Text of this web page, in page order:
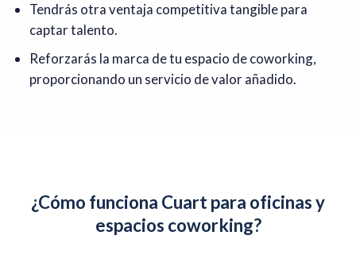
Tendrás otra ventaja competitiva tangible para
captar talento.
Reforzarás la marca de tu espacio de coworking,
proporcionando un servicio de valor añadido.
¿Cómo funciona Cuart para oficinas y
espacios coworking?